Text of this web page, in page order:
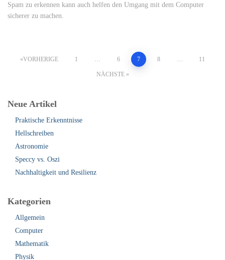
Spam zu erkennen kann auch helfen den Umgang mit dem Computer
sicherer zu machen.
Seitennummerierung
Beiträge
VORHERIGE 1 … 6 7 8 … 11
NÄCHSTE
Neue Artikel
Praktische Erkenntnisse
Hellschreiben
Astronomie
Speccy vs. Oszi
Nachhaltigkeit und Resilienz
Kategorien
Allgemein
Computer
Mathematik
Physik